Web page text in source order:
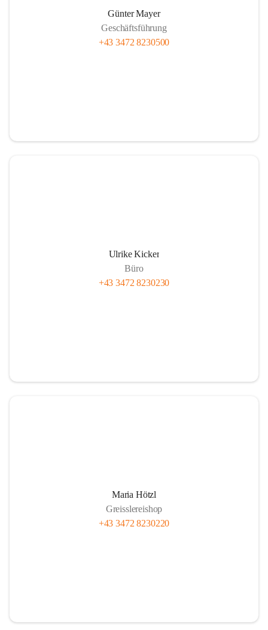
Günter Mayer
Geschäftsführung
+43 3472 8230500
Ulrike Kicker
Büro
+43 3472 8230230
Maria Hötzl
Greisslereishop
+43 3472 8230220